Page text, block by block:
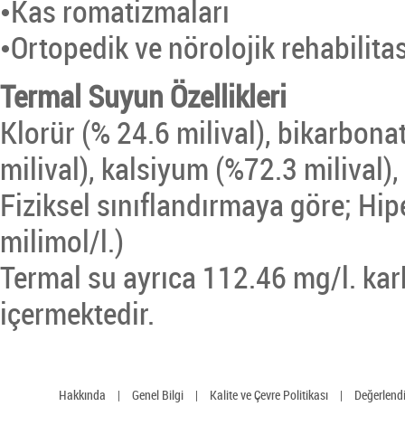
•Kas romatizmaları
•Ortopedik ve nörolojik
Termal Suyun Özellikleri
Klorür (% 24.6 milival),
milival), kalsiyum (%72.3
Fiziksel sınıflandırmaya göre;
milimol/l.)
Termal su ayrıca 112.46 mg/l.
içermektedir.
Hakkında | Genel Bilgi | Kalite ve Çevre Politikası |